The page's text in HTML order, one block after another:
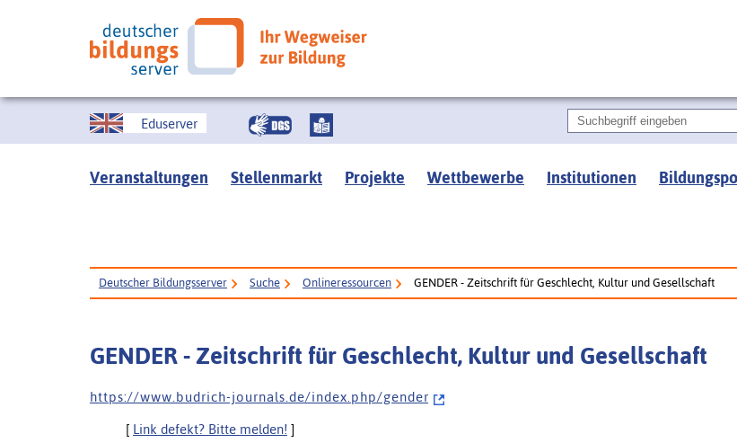
Eduserver
Veranstaltungen Stellenmarkt Projekte Wettbewerbe Institutionen
Deutscher Bildungsserver Suche Onlineressourcen GENDER - Zeitschrift für Geschlecht, Kultur und Gesellschaft
GENDER - Zeitschrift für Geschlecht, Kultur und Gesellschaft
h t t p s : / / w w w . b u d r i c h - j o u r n a l s . d e / i n d e x . p h p / g e n d e r
[ Link defekt? Bitte melden! ]